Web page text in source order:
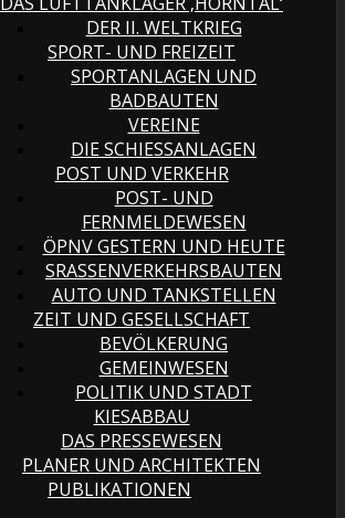
DER II. WELTKRIEG
SPORT- UND FREIZEIT
SPORTANLAGEN UND
BADBAUTEN
VEREINE
DIE SCHIESSANLAGEN
POST UND VERKEHR
POST- UND
FERNMELDEWESEN
ÖPNV GESTERN UND HEUTE
SRASSENVERKEHRSBAUTEN
AUTO UND TANKSTELLEN
ZEIT UND GESELLSCHAFT
BEVÖLKERUNG
GEMEINWESEN
POLITIK UND STADT
KIESABBAU
DAS PRESSEWESEN
PLANER UND ARCHITEKTEN
PUBLIKATIONEN